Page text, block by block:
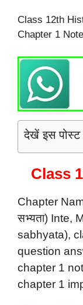
Class 12th
Chapter 1
देखें इस पोस्ट
Class
Chapter
सभ्यता) Inte,
sabhyata),
question
chapter 1
chapter 1